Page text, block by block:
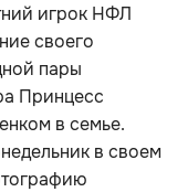
игрок НФЛ
своего
пары
Принцесс
в семье.
в своем